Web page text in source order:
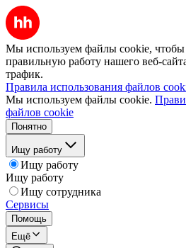
Мы используем файлы cookie, чтобы
правильную работу нашего веб-
трафик.
Правила использования файлов
Мы используем файлы cookie.
файлов cookie
Понятно
Ищу работу
Ищу работу
Ищу работу
Ищу сотрудника
Сервисы
Помощь
Ещё